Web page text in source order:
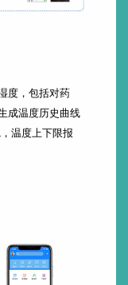
度，包括对药
成温度历史曲线
温度上下限报